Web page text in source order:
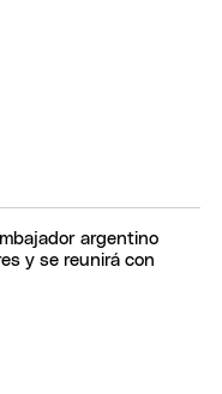
argentino
y se reunirá con